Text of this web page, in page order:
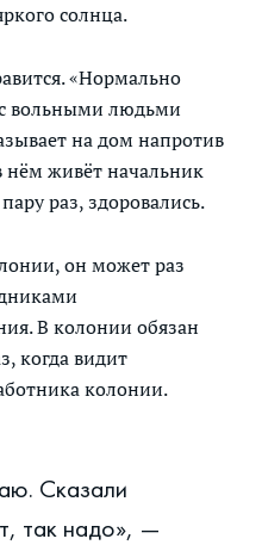
солнца.
«Нормально
вольными людьми
на дом напротив
нём живёт начальник
раз, здоровались.
он может раз
В колонии обязан
когда видит
колонии.
Сказали
так надо», —